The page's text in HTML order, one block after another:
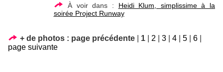
À voir dans : Heidi Klum, simplissime à la
soirée Project Runway
+ de photos : page précédente 1 2 3 4 5 6
page suivante